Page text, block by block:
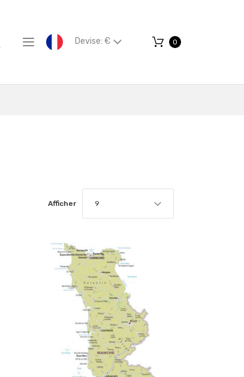
Devise: € 0
Afficher 9